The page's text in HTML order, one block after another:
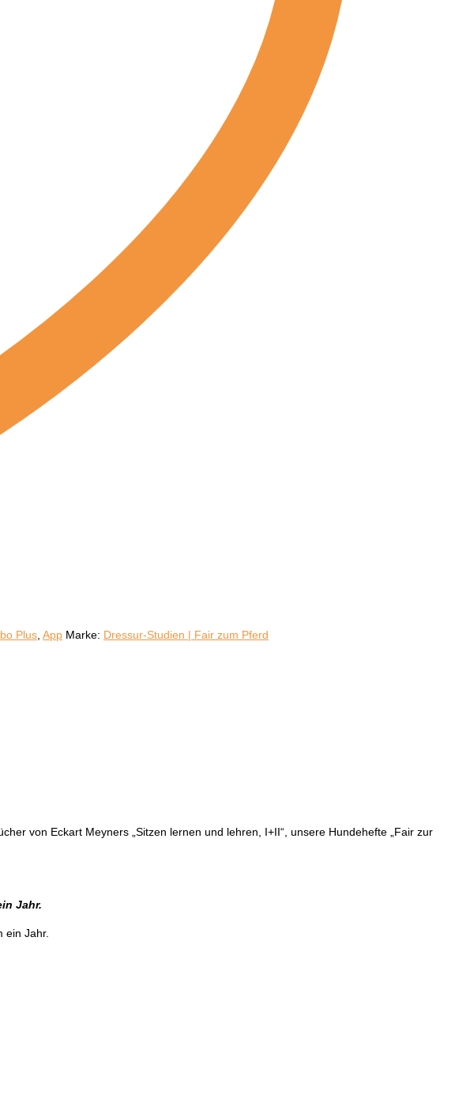
Plus App Marke: Dressur-Studien | Fair zum Pferd
von Eckart Meyners „Sitzen lernen und lehren, I+II“, unsere Hundehefte „Fair zur
Jahr.
ein Jahr.